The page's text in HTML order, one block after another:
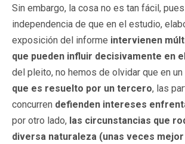
Sin embargo, la cosa no es tan fácil,
independencia de que en el estudio,
exposición del informe intervienen
que pueden influir decisivamente en
del pleito, no hemos de olvidar que en
que es resuelto por un tercero, las
concurren defienden intereses
por otro lado, las circunstancias que
diversa naturaleza (unas veces